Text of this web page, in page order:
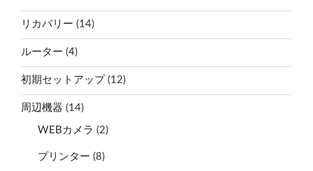
リカバリー (14)
ルーター (4)
初期セットアップ (12)
周辺機器 (14)
WEBカメラ (2)
プリンター (8)